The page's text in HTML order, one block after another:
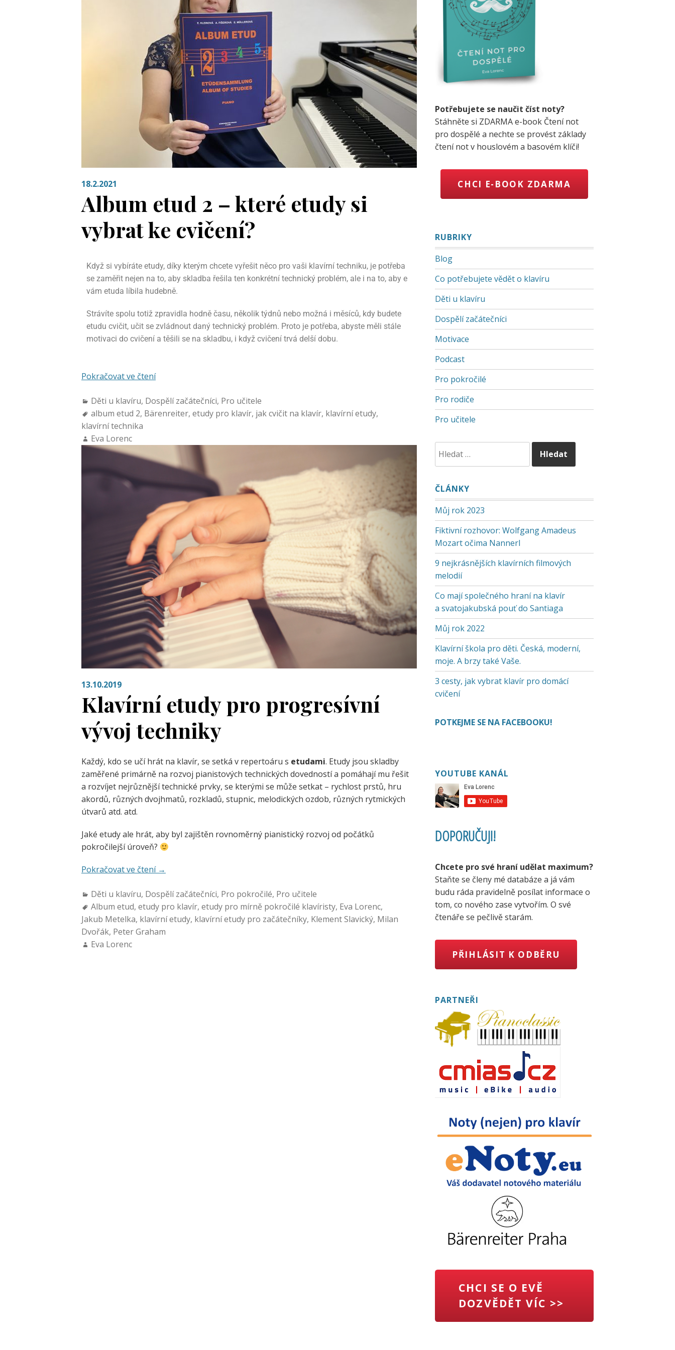
18.2.2021
Album etud 2 – které etudy si
vybrat ke cvičení?
Když si vybíráte etudy, díky kterým chcete vyřešit něco pro vaši klavírní techniku, je potřeba
se zaměřit nejen na to, aby skladba řešila ten konkrétní technický problém, ale i na to, aby e
vám etuda líbila hudebně.
Strávíte spolu totiž zpravidla hodně času, několik týdnů nebo možná i měsíců, kdy budete
etudu cvičit, učit se zvládnout daný technický problém. Proto je potřeba, abyste měli stále
motivaci do cvičení a těšili se na skladbu, i když cvičení trvá delší dobu.
Pokračovat ve čtení
Děti u klavíru, Dospělí začátečníci, Pro učitele
album etud 2, Bärenreiter, etudy pro klavír, jak cvičit na klavír, klavírní etudy,
klavírní technika
Eva Lorenc
13.10.2019
Klavírní etudy pro progresívní
vývoj techniky
Každý, kdo se učí hrát na klavír, se setká v repertoáru s etudami. Etudy jsou skladby
zaměřené primárně na rozvoj pianistových technických dovedností a pomáhají mu řešit
a rozvíjet nejrůznější technické prvky, se kterými se může setkat – rychlost prstů, hru
akordů, různých dvojhmatů, rozkladů, stupnic, melodických ozdob, různých rytmických
útvarů atd. atd.
Jaké etudy ale hrát, aby byl zajištěn rovnoměrný pianistický rozvoj od počátků
pokročilejší úroveň?
Pokračovat ve čtení →
Děti u klavíru, Dospělí začátečníci, Pro pokročilé, Pro učitele
Album etud, etudy pro klavír, etudy pro mírně pokročilé klavíristy, Eva Lorenc,
Jakub Metelka, klavírní etudy, klavírní etudy pro začátečníky, Klement Slavický, Milan
Dvořák, Peter Graham
Eva Lorenc
Potřebujete se naučit číst noty?
Stáhněte si ZDARMA e-book Čtení not
pro dospělé a nechte se provést základy
čtení not v houslovém a basovém klíči!
CHCI E-BOOK ZDARMA
RUBRIKY
Blog
Co potřebujete vědět o klavíru
Děti u klavíru
Dospělí začátečníci
Motivace
Podcast
Pro pokročilé
Pro rodiče
Pro učitele
ČLÁNKY
Můj rok 2023
Fiktivní rozhovor: Wolfgang Amadeus
Mozart očima Nannerl
9 nejkrásnějších klavírních filmových
melodií
Co mají společného hraní na klavír
a svatojakubská pouť do Santiaga
Můj rok 2022
Klavírní škola pro děti. Česká, moderní,
moje. A brzy také Vaše.
3 cesty, jak vybrat klavír pro domácí
cvičení
POTKEJME SE NA FACEBOOKU!
YOUTUBE KANÁL
DOPORUČUJI!
Chcete pro své hraní udělat maximum?
Staňte se členy mé databáze a já vám
budu ráda pravidelně posílat informace o
tom, co nového zase vytvořím. O své
čtenáře se pečlivě starám.
PŘIHLÁSIT K ODBĚRU
PARTNEŘI
CHCI SE O EVĚ
DOZVĚDĚT VÍC >>